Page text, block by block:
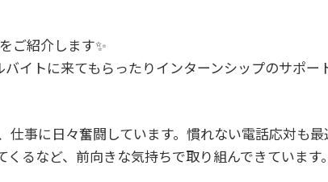
ご紹介します✨
イトに来てもらったりインターンシップのサポー
事に日々奮闘しています。慣れない電話応対も最
るなど、前向きな気持ちで取り組んできています。